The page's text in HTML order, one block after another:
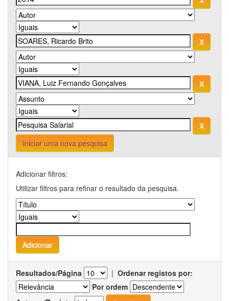
Iniciar uma nova pesquisa
Adicionar filtros:
Utilizar filtros para refinar o resultado da pesquisa.
Resultados/Página | Ordenar registos por:
Por ordem